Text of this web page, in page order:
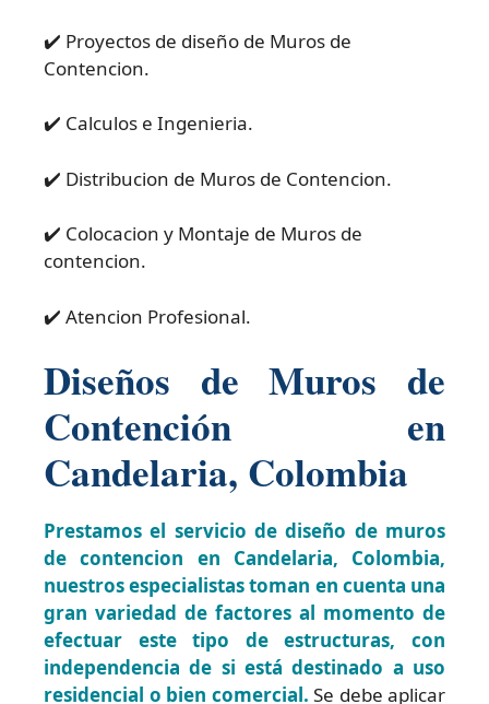
✔️ Proyectos de diseño de Muros de
Contencion.
✔️ Calculos e Ingenieria.
✔️ Distribucion de Muros de Contencion.
✔️ Colocacion y Montaje de Muros de
contencion.
✔️ Atencion Profesional.
Diseños de Muros de
Contención en
Candelaria, Colombia
Prestamos el servicio de diseño de muros
de contencion en Candelaria, Colombia,
nuestros especialistas toman en cuenta una
gran variedad de factores al momento de
efectuar este tipo de estructuras, con
independencia de si está destinado a uso
residencial o bien comercial. Se debe aplicar